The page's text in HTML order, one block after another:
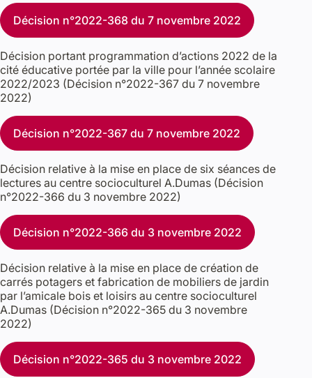
Décision n°2022-368 du 7 novembre 2022
Décision portant programmation d’actions 2022 de la
cité éducative portée par la ville pour l’année scolaire
2022/2023 (Décision n°2022-367 du 7 novembre
2022)
Décision n°2022-367 du 7 novembre 2022
Décision relative à la mise en place de six séances de
lectures au centre socioculturel A.Dumas (Décision
n°2022-366 du 3 novembre 2022)
Décision n°2022-366 du 3 novembre 2022
Décision relative à la mise en place de création de
carrés potagers et fabrication de mobiliers de jardin
par l’amicale bois et loisirs au centre socioculturel
A.Dumas (Décision n°2022-365 du 3 novembre
2022)
Décision n°2022-365 du 3 novembre 2022